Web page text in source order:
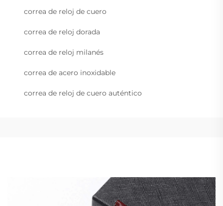
correa de reloj de cuero
correa de reloj dorada
correa de reloj milanés
correa de acero inoxidable
correa de reloj de cuero auténtico